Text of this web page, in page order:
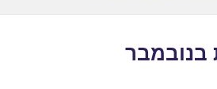
בנובמבר